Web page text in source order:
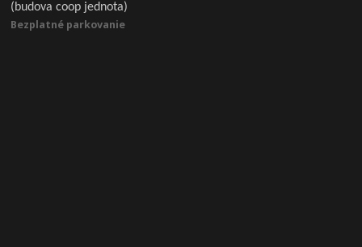
(budova coop jednota)
Bezplatné parkovanie